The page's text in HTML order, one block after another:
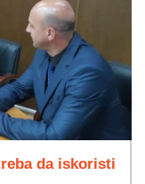
da iskoristi